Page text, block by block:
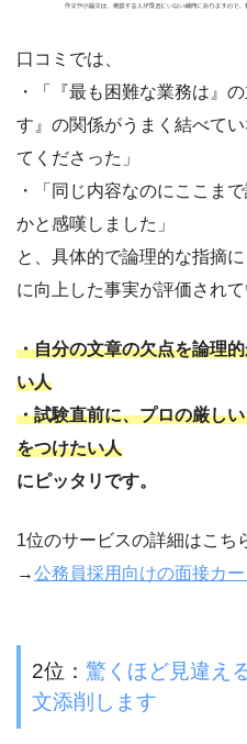
口コミでは、
・「『最も困難な業務は』
す』の関係がうまく結べて
てくださった」
・「同じ内容なのにここま
かと感嘆しました」
と、具体的で論理的な指摘
に向上した事実が評価されて
・自分の文章の欠点を論理
い人
・試験直前に、プロの厳し
をつけたい人
にピッタリです。
1位のサービスの詳細はこち
→公務員採用向けの面接カ
2位： 驚くほど見違え
文添削します